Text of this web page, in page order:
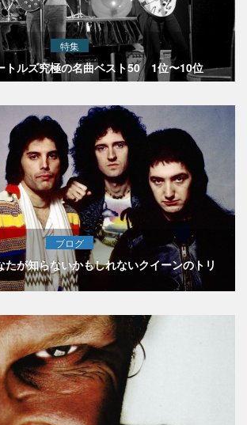
特集
トルズ究極の名曲ベスト50 1位〜10位
ブログ
たが知らないかもしれないクイーンのトリ